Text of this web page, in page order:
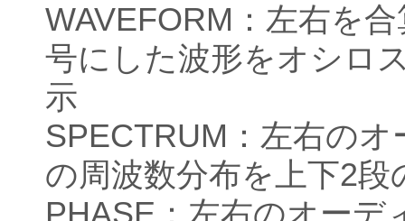
WAVEFORM：左右を
号にした波形をオシロ
示
SPECTRUM：左右の
の周波数分布を上下2段
PHASE：左右のオーデ